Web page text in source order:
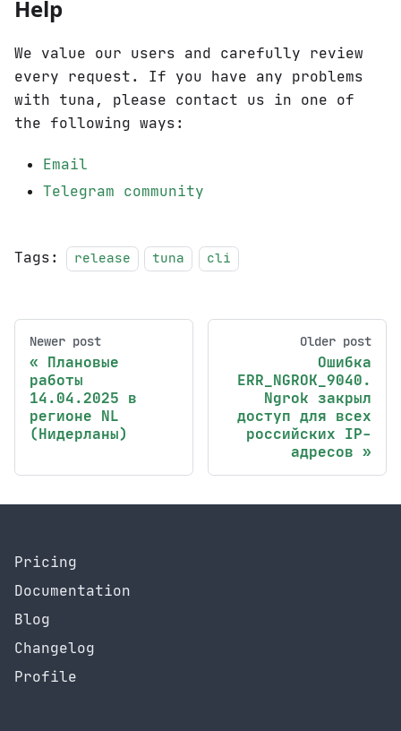
Help
We value our users and carefully review
every request. If you have any problems
with tuna, please contact us in one of
the following ways:
Email
Telegram community
Tags: release tuna cli
Newer post
Плановые
работы
14.04.2025 в
регионе NL
(Нидерланы)
Older post
Ошибка
ERR_NGROK_9040.
Ngrok закрыл
доступ для всех
российских IP-
адресов
Pricing
Documentation
Blog
Changelog
Profile